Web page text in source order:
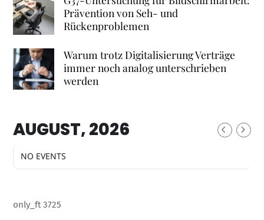
Prävention von Seh- und
Rückenproblemen
Warum trotz Digitalisierung Verträge
immer noch analog unterschrieben
werden
AUGUST, 2026
NO EVENTS
only_ft 3725